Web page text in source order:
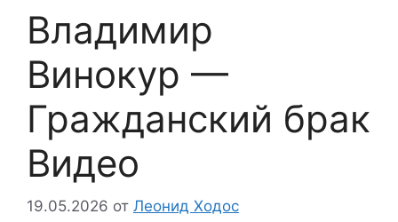
Владимир
Винокур —
Гражданский брак
Видео
19.05.2026 от Леонид Ходос